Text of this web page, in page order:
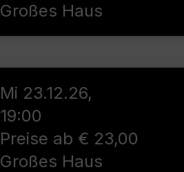
Großes Haus
Mi 23.12.26,
19:00
Preise ab € 23,00
Großes Haus